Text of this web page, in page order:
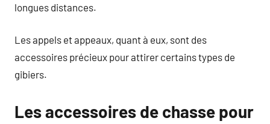
longues distances.
Les appels et appeaux, quant à eux, sont des
accessoires précieux pour attirer certains types de
gibiers.
Les accessoires de chasse pour